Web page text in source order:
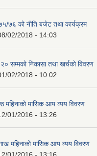
७६ को नीति बजेट तथा कार्यक्रम
02/2018 - 14:03
सम्मकाे निकासा तथा खर्चकाे विवरण
02/2018 - 10:02
महिनाको मासिक आय व्यय विवरण
01/2016 - 13:26
महिनाको मासिक आय व्यय विवरण